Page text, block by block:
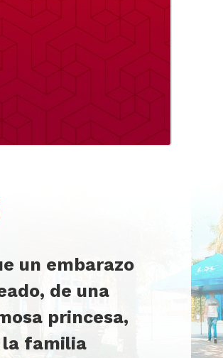
un embarazo
de una
princesa,
la familia